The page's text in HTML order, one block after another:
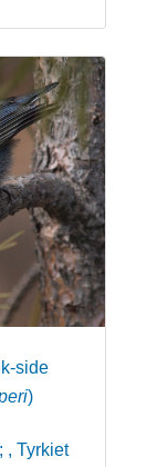
side
)
, Tyrkiet